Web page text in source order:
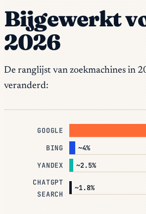
Bijgewerkt
2026
De ranglijst van zoekmachines in
veranderd:
GOOGLE
BING
~4%
YANDEX
~2.5%
CHATGPT
SEARCH
~1.8%